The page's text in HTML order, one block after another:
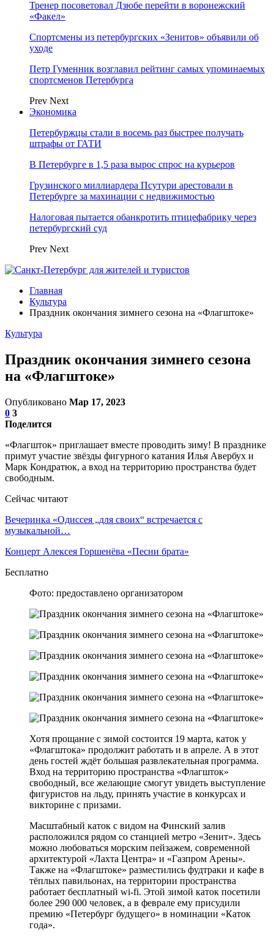
Тренер посоветовал Дзюбе перейти в воронежский
«Факел»
Спортсмены из петербургских «Зенитов» объявили об
уходе
Петр Гуменник возглавил рейтинг самых упоминаемых
спортсменов Петербурга
Prev Next
Экономика
Петербуржцы стали в восемь раз быстрее получать
штрафы от ГАТИ
В Петербурге в 1,5 раза вырос спрос на курьеров
Грузинского миллиардера Псутури арестовали в
Петербурге за махинации с недвижимостью
Налоговая пытается обанкротить птицефабрику через
петербургский суд
Prev Next
Главная
Культура
Праздник окончания зимнего сезона на «Флагштоке»
Культура
Праздник окончания зимнего сезона
на «Флагштоке»
Опубликовано Мар 17, 2023
0 3
Поделится
«Флагшток» приглашает вместе проводить зиму! В празднике
примут участие звёзды фигурного катания Илья Авербух и
Марк Кондратюк, а вход на территорию пространства будет
свободным.
Сейчас читают
Вечеринка «Одиссея „для своих“ встречается с
музыкальной…
Концерт Алексея Горшенёва «Песни брата»
Бесплатно
Фото: предоставлено организатором
Хотя прощание с зимой состоится 19 марта, каток у
«Флагштока» продолжит работать и в апреле. А в этот
день гостей ждёт большая развлекательная программа.
Вход на территорию пространства «Флагшток»
свободный, все желающие смогут увидеть выступление
фигуристов на льду, принять участие в конкурсах и
викторине с призами.
Масштабный каток с видом на Финский залив
расположился рядом со станцией метро «Зенит». Здесь
можно любоваться морским пейзажем, современной
архитектурой «Лахта Центра» и «Газпром Арены».
Также на «Флагштоке» разместились фудтраки и кафе в
тёплых павильонах, на территории пространства
работает бесплатный wi-fi. Этой зимой каток посетили
более 290 000 человек, а в феврале ему присудили
премию «Петербург будущего» в номинации «Каток
года».